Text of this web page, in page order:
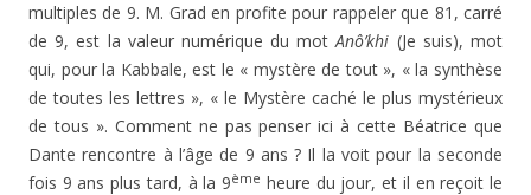
multiples de 9. M. Grad en profite pour rappeler que 81, carré
de 9, est la valeur numérique du motAnô’khi (Je suis), mot
qui, pour la Kabbale, est le « mystère de tout », « la synthèse
de toutes les lettres », « le Mystère caché le plus mystérieux
de tous ». Comment ne pas penser ici à cette Béatrice que
Dante rencontre à l’âge de 9 ans ? Il la voit pour la seconde
fois 9 ans plus tard, à la 9ème heure du jour, et il en reçoit le